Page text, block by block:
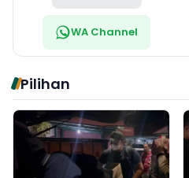
WA Channel
Pilihan